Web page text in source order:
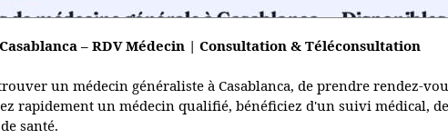
– RDV Médecin | Consultation & Téléconsultation
un médecin généraliste à Casablanca, de prendre rendez-
rapidement un médecin qualifié, bénéficiez d'un suivi médical,
santé.